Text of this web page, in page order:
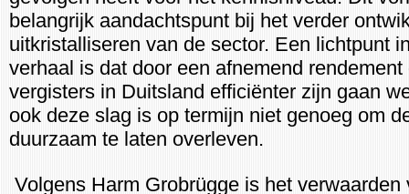
belangrijk aandachtspunt bij het verder
uitkristalliseren van de sector. Een lichtpunt
verhaal is dat door een afnemend rendement
vergisters in Duitsland efficiënter zijn gaan
ook deze slag is op termijn niet genoeg om
duurzaam te laten overleven.
Volgens Harm Grobrügge is het verwaarden